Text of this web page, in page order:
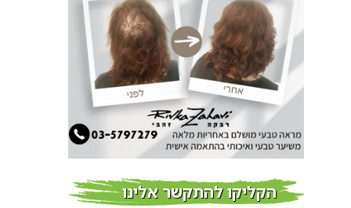
צמידי שיער – המומחים
לצמידי שיער ברמת השרון
חדשות
פרוברי PROBERRY מוצרי
שיער מבוססי גוג’י ברי
חדש על המדף
הקליקו להתקשר אלינו